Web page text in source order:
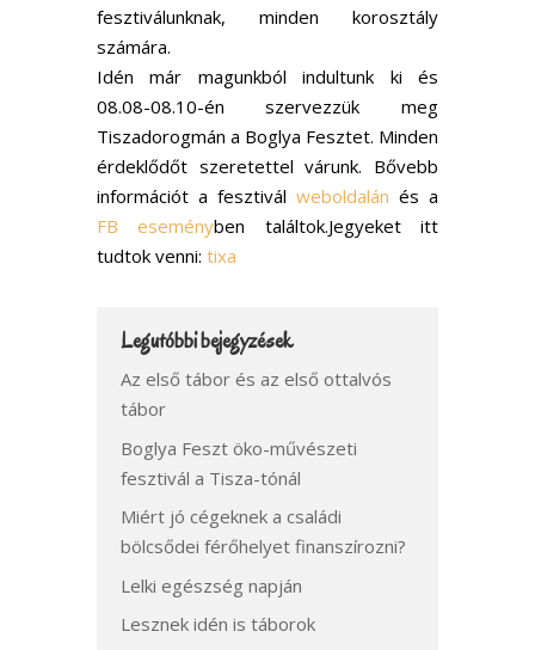
fesztiválunknak, minden korosztály
számára.
Idén már magunkból indultunk ki és
08.08-08.10-én szervezzük meg
Tiszadorogmán a Boglya Fesztet. Minden
érdeklődőt szeretettel várunk. Bővebb
információt a fesztiválweboldalán és a
FB eseményben találtok.Jegyeket itt
tudtok venni: tixa
Legutóbbi bejegyzések
Az első tábor és az első ottalvós
tábor
Boglya Feszt öko-művészeti
fesztivál a Tisza-tónál
Miért jó cégeknek a családi
bölcsődei férőhelyet finanszírozni?
Lelki egészség napján
Lesznek idén is táborok